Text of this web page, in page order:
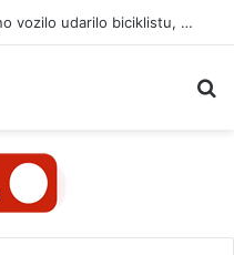
Teška nesreća u Ilijašu: Teretno vozilo udarilo biciklistu, 75-godišnjak zadržan u bolnici